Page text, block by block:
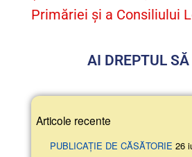
Primăriei și a Consiliului
AI DREPTUL
Articole recente
PUBLICAȚIE DE CĂSĂTORIE 26